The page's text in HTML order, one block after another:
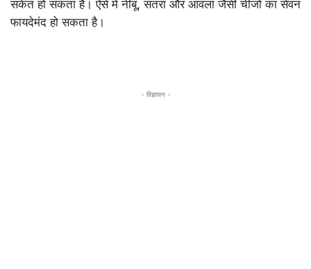
संकेत हो सकता है। ऐसे में नींबू, संतरा और आंवला जैसी चीजों का सेवन
फायदेमंद हो सकता है।
- विज्ञापन -